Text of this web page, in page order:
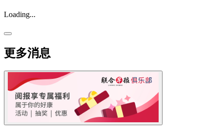
Loading...
更多消息